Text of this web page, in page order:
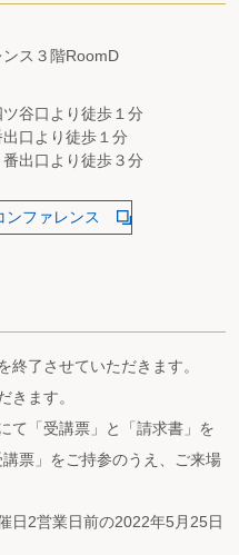
ス３階RoomD
谷口より徒歩１分
口より徒歩１分
出口より徒歩３分
ンファレンス
終了させていただきます。
きます。
て「受講票」と「請求書」を
票」をご持参のうえ、ご来場
日2営業日前の2022年5月25日